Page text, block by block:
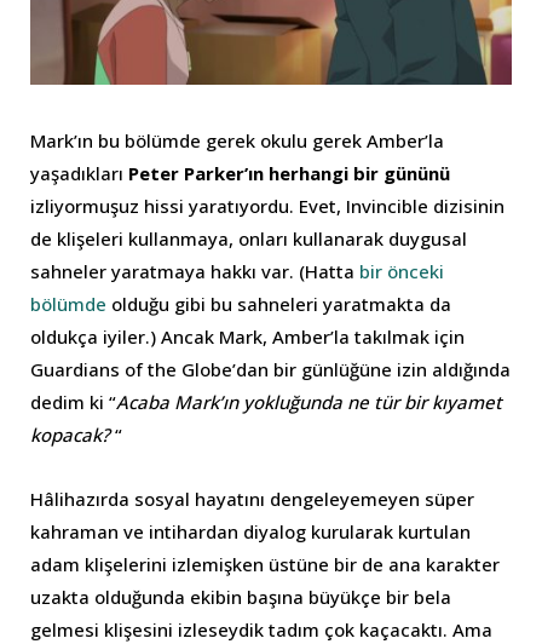
Mark’ın bu bölümde gerek okulu gerek Amber’la
yaşadıkları Peter Parker’ın herhangi bir gününü
izliyormuşuz hissi yaratıyordu. Evet, Invincible dizisinin
de klişeleri kullanmaya, onları kullanarak duygusal
sahneler yaratmaya hakkı var. (Hatta bir önceki
bölümde olduğu gibi bu sahneleri yaratmakta da
oldukça iyiler.) Ancak Mark, Amber’la takılmak için
Guardians of the Globe’dan bir günlüğüne izin aldığında
dedim ki “Acaba Mark’ın yokluğunda ne tür bir kıyamet
kopacak?“
Hâlihazırda sosyal hayatını dengeleyemeyen süper
kahraman ve intihardan diyalog kurularak kurtulan
adam klişelerini izlemişken üstüne bir de ana karakter
uzakta olduğunda ekibin başına büyükçe bir bela
gelmesi klişesini izleseydik tadım çok kaçacaktı. Ama